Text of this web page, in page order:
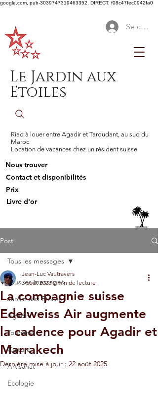
google.com, pub-3039747319463352, DIRECT, f08c47fec0942fa0
Se
Le Jardin aux
Etoiles
Riad à louer entre Agadir et Taroudant, au sud du
Maroc
Location de vacances chez un résident suisse
Nous trouver
Contact et disponibilités
Prix
Livre d'or
Post
Tous les messages
Jardin aux Etoiles
Agadir
Tourisme
Culture
Artisanat
Ecologie
Tous les messages
La compagnie suisse
Edelweiss Air augmente
la cadence pour Agadir et
Marrakech
Jean-Luc Vautravers
3 août 2023 2 min de lecture
Dernière mise à jour : 22 août 2025